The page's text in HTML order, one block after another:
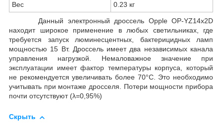
Вес 0.23 кг
Данный электронный дроссель Opple OP-YZ14x2D
находит широкое применение в любых светильниках, где
требуется запуск люминесцентных, бактерицидных ламп
мощностью 15 Вт. Дроссель имеет два независимых канала
управления нагрузкой. Немаловажное значение при
эксплуатации имеет фактор температуры корпуса, который
не рекомендуется увеличивать более 70°С. Это необходимо
учитывать при монтаже дросселя. Потери мощности прибора
почти отсутствуют (λ=0,95%)
Скрыть